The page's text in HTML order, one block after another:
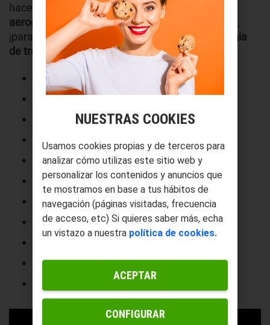
hacer un repaso por las principales
aerogenerador, tantointeriores como exteriores,
¡para que comprendáis cómo se produce la magia
de traducir viento en electricidad!
Eje principal
Multiplicadora
Equipamiento eléctrico
Sistema de control
Mecanismos auxiliares
Torre
Góndola
Buje
Estación meteorológica
Baliza de señalización de posición
NUESTRAS COOKIES
Usamos cookies propias y de terceros para
analizar cómo utilizas este sitio web y
personalizar los contenidos y anuncios que
te mostramos en base a tus hábitos de
navegación (páginas visitadas, frecuencia
de acceso, etc) Si quieres saber más, echa
un vistazo a nuestra política de cookies.
CONFIGURAR
ACEPTAR